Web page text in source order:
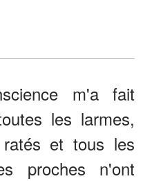
m'a fait
les larmes,
et tous les
proches n'ont